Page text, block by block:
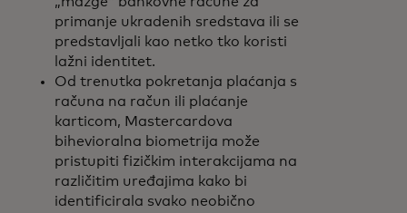
primanje ukradenih sredstava ili se
predstavljali kao netko tko koristi
lažni identitet.
Od trenutka pokretanja plaćanja s
računa na račun ili plaćanje
karticom, Mastercardova
bihevioralna biometrija može
pristupiti fizičkim interakcijama na
različitim uređajima kako bi
identificirala svako neobično